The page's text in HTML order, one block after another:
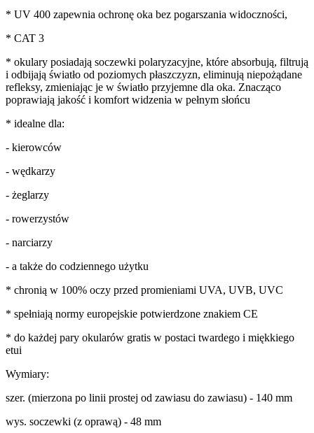
* UV 400 zapewnia ochronę oka bez pogarszania widoczności,
* CAT 3
* okulary posiadają soczewki polaryzacyjne, które absorbują, filtrują
i odbijają światło od poziomych płaszczyzn, eliminują niepożądane
refleksy, zmieniając je w światło przyjemne dla oka. Znacząco
poprawiają jakość i komfort widzenia w pełnym słońcu
* idealne dla:
- kierowców
- wędkarzy
- żeglarzy
- rowerzystów
- narciarzy
- a także do codziennego użytku
* chronią w 100% oczy przed promieniami UVA, UVB, UVC
* spełniają normy europejskie potwierdzone znakiem CE
* do każdej pary okularów gratis w postaci twardego i miękkiego
etui
Wymiary:
szer. (mierzona po linii prostej od zawiasu do zawiasu) - 140 mm
wys. soczewki (z oprawą) - 48 mm